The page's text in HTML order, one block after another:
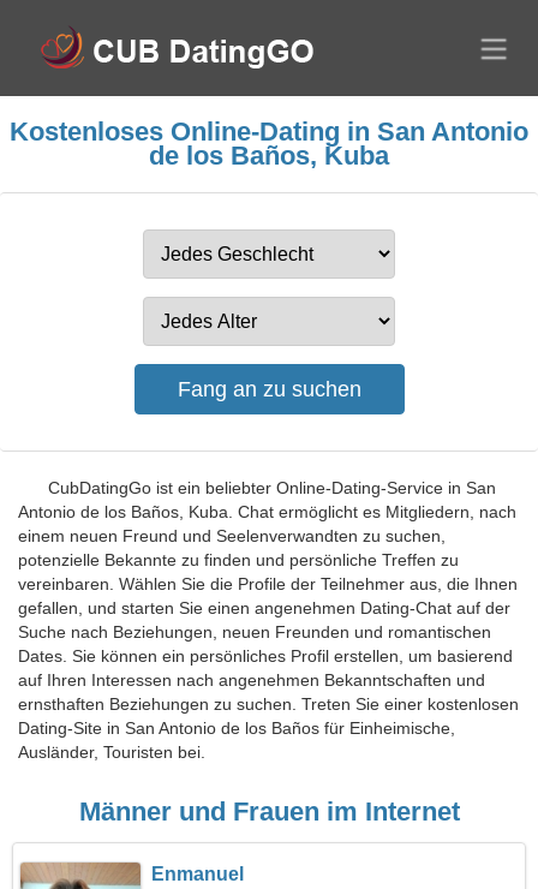
Kostenloses Online-Dating in San Antonio
de los Baños, Kuba
CubDatingGo ist ein beliebter Online-Dating-Service in San
Antonio de los Baños, Kuba. Chat ermöglicht es Mitgliedern, nach
einem neuen Freund und Seelenverwandten zu suchen,
potenzielle Bekannte zu finden und persönliche Treffen zu
vereinbaren. Wählen Sie die Profile der Teilnehmer aus, die Ihnen
gefallen, und starten Sie einen angenehmen Dating-Chat auf der
Suche nach Beziehungen, neuen Freunden und romantischen
Dates. Sie können ein persönliches Profil erstellen, um basierend
auf Ihren Interessen nach angenehmen Bekanntschaften und
ernsthaften Beziehungen zu suchen. Treten Sie einer kostenlosen
Dating-Site in San Antonio de los Baños für Einheimische,
Ausländer, Touristen bei.
Männer und Frauen im Internet
Enmanuel